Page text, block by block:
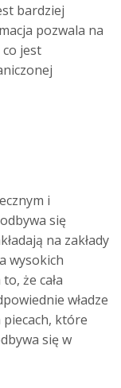
bardziej
pozwala na
jest
i
się
na zakłady
wysokich
że cała
władze
które
się w